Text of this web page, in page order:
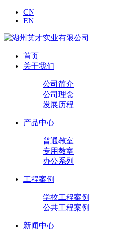
CN
EN
首页
关于我们
公司简介
公司理念
发展历程
产品中心
普通教室
专用教室
办公系列
工程案例
学校工程案例
公共工程案例
新闻中心